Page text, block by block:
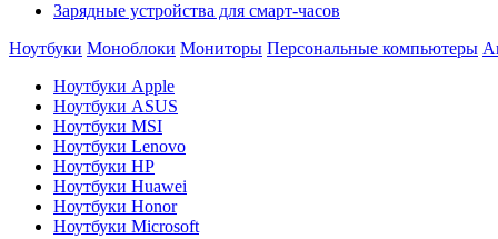
Зарядные устройства для смарт-часов
Ноутбуки Моноблоки Мониторы Персональные компьютеры
Ноутбуки Apple
Ноутбуки ASUS
Ноутбуки MSI
Ноутбуки Lenovo
Ноутбуки HP
Ноутбуки Huawei
Ноутбуки Honor
Ноутбуки Microsoft